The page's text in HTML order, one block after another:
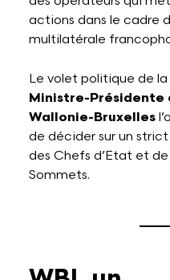
actions dans le cadre
multilatérale
Le volet politique de
Ministre-Présidente
Wallonie-Bruxelles
de décider sur un
des Chefs d’Etat et
Sommets.